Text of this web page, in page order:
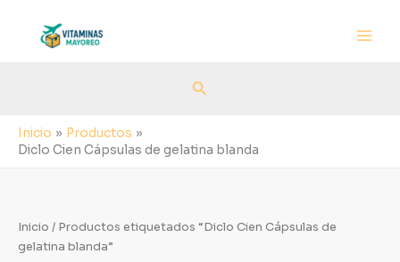
contenido
Buscar
Inicio
Productos
Diclo Cien Cápsulas de gelatina blanda
Inicio / Productos etiquetados “Diclo Cien Cápsulas de
gelatina blanda”